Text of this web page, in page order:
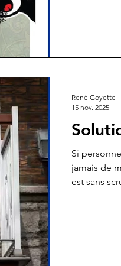
Si
jamais de
est sans
René Goyette
15 nov. 2025